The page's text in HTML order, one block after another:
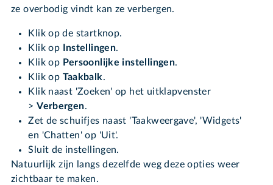
ze overbodig vindt kan ze verbergen.
Klik op de startknop.
Klik op
Instellingen.
Klik op Persoonlijke instellingen.
Klik op Taakbalk.
Klik naast 'Zoeken' op het uitklapvenster
>Verbergen.
Zet de schuifjes naast 'Taakweergave', 'Widgets'
en 'Chatten' op 'Uit'.
Sluit de instellingen.
Natuurlijk zijn langs dezelfde weg deze opties weer
zichtbaar te maken.